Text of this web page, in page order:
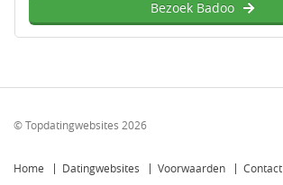
Bezoek Badoo
© Topdatingwebsites 2026
Home Datingwebsites Voorwaarden Contact